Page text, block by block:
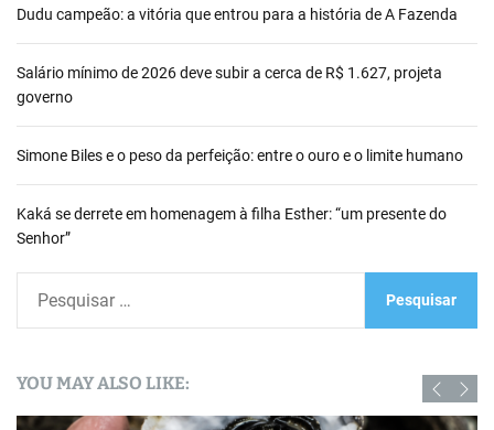
Dudu campeão: a vitória que entrou para a história de A Fazenda
Salário mínimo de 2026 deve subir a cerca de R$ 1.627, projeta
governo
Simone Biles e o peso da perfeição: entre o ouro e o limite humano
Kaká se derrete em homenagem à filha Esther: “um presente do
Senhor”
u
i
YOU MAY ALSO LIKE: